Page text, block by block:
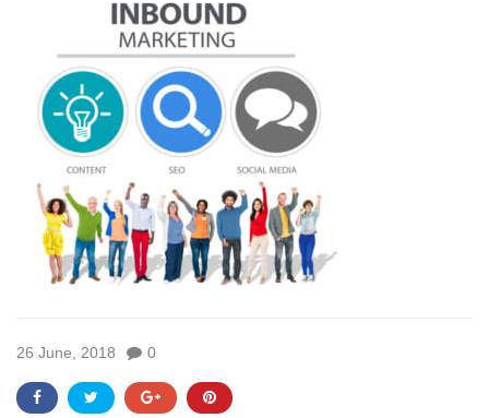
26 June, 2018 0